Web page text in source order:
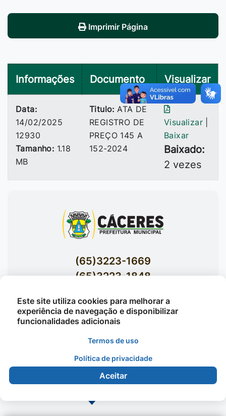
Imprimir Página
Informações Documento Visualizar
Data:
14/02/2025
12930
Tamanho: 1.18
MB
Titulo: ATA DE
REGISTRO DE
PREÇO 145 A
152-2024
Visualizar
Baixar
Baixado:
2 vezes
(65)3223-1669
(65)3223-1848
Av. Brasil nº 119 Bairro Jardim Celeste -
Cáceres
©2026 - Prefeitura Municipal de Cáceres - Todos os
direitos reservados
Este site utiliza cookies para melhorar a
experiência de navegação e disponibilizar
funcionalidades adicionais
Termos de uso
Política de privacidade
Aceitar